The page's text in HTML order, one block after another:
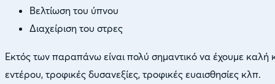
Βελτίωση του ύπνου
Διαχείριση του στρες
Εκτός των παραπάνω είναι πολύ σημαντικό να έχουμε καλή
εντέρου, τροφικές δυσανεξίες, τροφικές ευαισθησίες κλπ.